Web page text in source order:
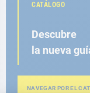
CATÁLOGO
Descubre
la nueva
NAVEGAR POR EL